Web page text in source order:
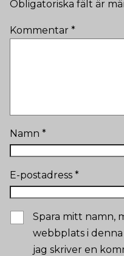
Obligatoriska fält är
Kommentar *
Namn *
E-postadress *
Spara mitt namn,
webbplats i
jag skriver en